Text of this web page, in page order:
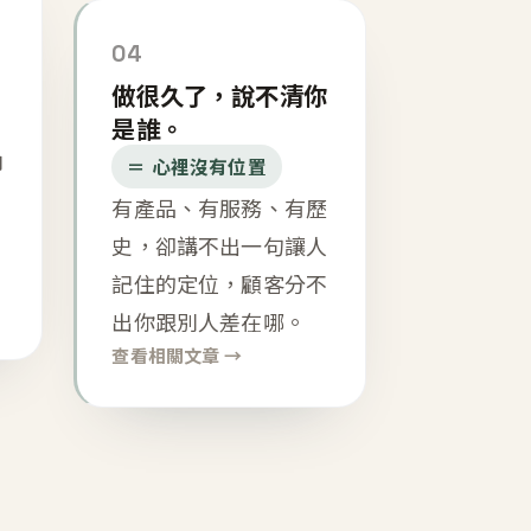
04
做很久了，說不清你
是誰。
＝ 心裡沒有位置
有產品、有服務、有歷
史，卻講不出一句讓人
記住的定位，顧客分不
出你跟別人差在哪。
查看相關文章 →